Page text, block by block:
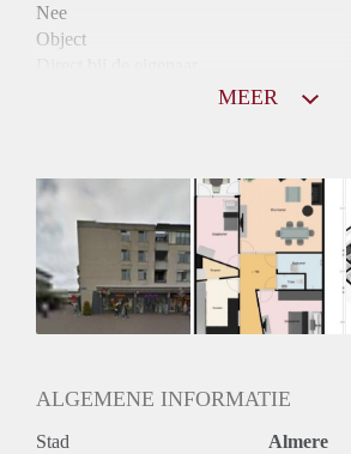
Nee
Object
Huurtoeslag
Niet mogelijk
Inkomen eis
2,8 X Maandhuur Bruto
Huurtermijn
Onbepaalde termijn
MEER
ALGEMENE INFORMATIE
Stad Almere